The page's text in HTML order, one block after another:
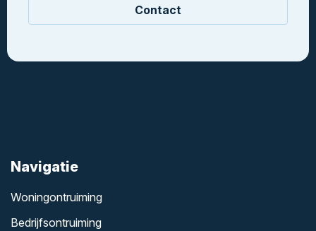
Contact
Navigatie
Woningontruiming
Bedrijfsontruiming